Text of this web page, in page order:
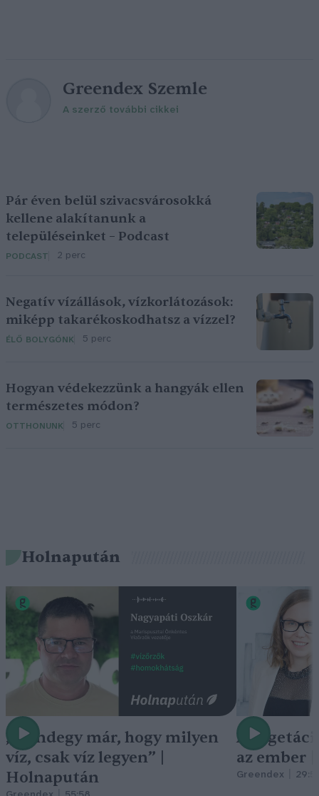
Greendex Szemle
A szerző további cikkei
Pár éven belül szivacsvárosokká
kellene alakítanunk a
településeinket – Podcast
PODCAST 2 perc
Negatív vízállások, vízkorlátozások:
miképp takarékoskodhatsz a vízzel?
ÉLŐ BOLYGÓNK 5 perc
Hogyan védekezzünk a hangyák ellen
természetes módon?
OTTHONUNK 5 perc
Holnapután
„Mindegy már, hogy milyen
víz, csak víz legyen” |
Holnapután
A
az ember
Greendex